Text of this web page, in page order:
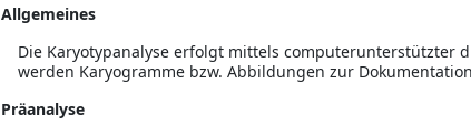
Allgemeines
Die Karyotypanalyse erfolgt mittels computerunterstützter
werden Karyogramme bzw. Abbildungen zur
Präanalyse